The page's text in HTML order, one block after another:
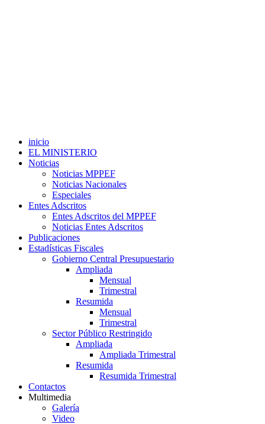
inicio
EL MINISTERIO
Noticias
Noticias MPPEF
Noticias Nacionales
Especiales
Entes Adscritos
Entes Adscritos del MPPEF
Noticias Entes Adscritos
Publicaciones
Estadísticas Fiscales
Gobierno Central Presupuestario
Ampliada
Mensual
Trimestral
Resumida
Mensual
Trimestral
Sector Público Restringido
Ampliada
Ampliada Trimestral
Resumida
Resumida Trimestral
Contactos
Multimedia
Galería
Video